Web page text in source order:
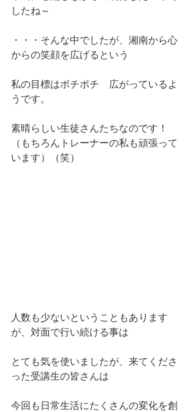
したね～
・・・そんな中でしたが、湘南から心
からの笑顔を広げるという
私の目標はボチボチ　広がっているよ
うです。
素晴らしい生徒さんたちなのです！
（もちろんトレーナーの私も頑張って
います）（笑）
人数も少ないということもあります
が、対面で行い続ける事は
とても気を使いましたが、来てくださ
った受講生の皆さんは
今回も日常生活にたくさんの変化を創